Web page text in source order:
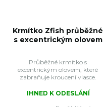
Krmítko Zfish průběžné
s excentrickým olovem
Průběžné krmítko s
excentrickým olovem, které
zabraňuje kroucení vlasce.
IHNED K ODESLÁNÍ